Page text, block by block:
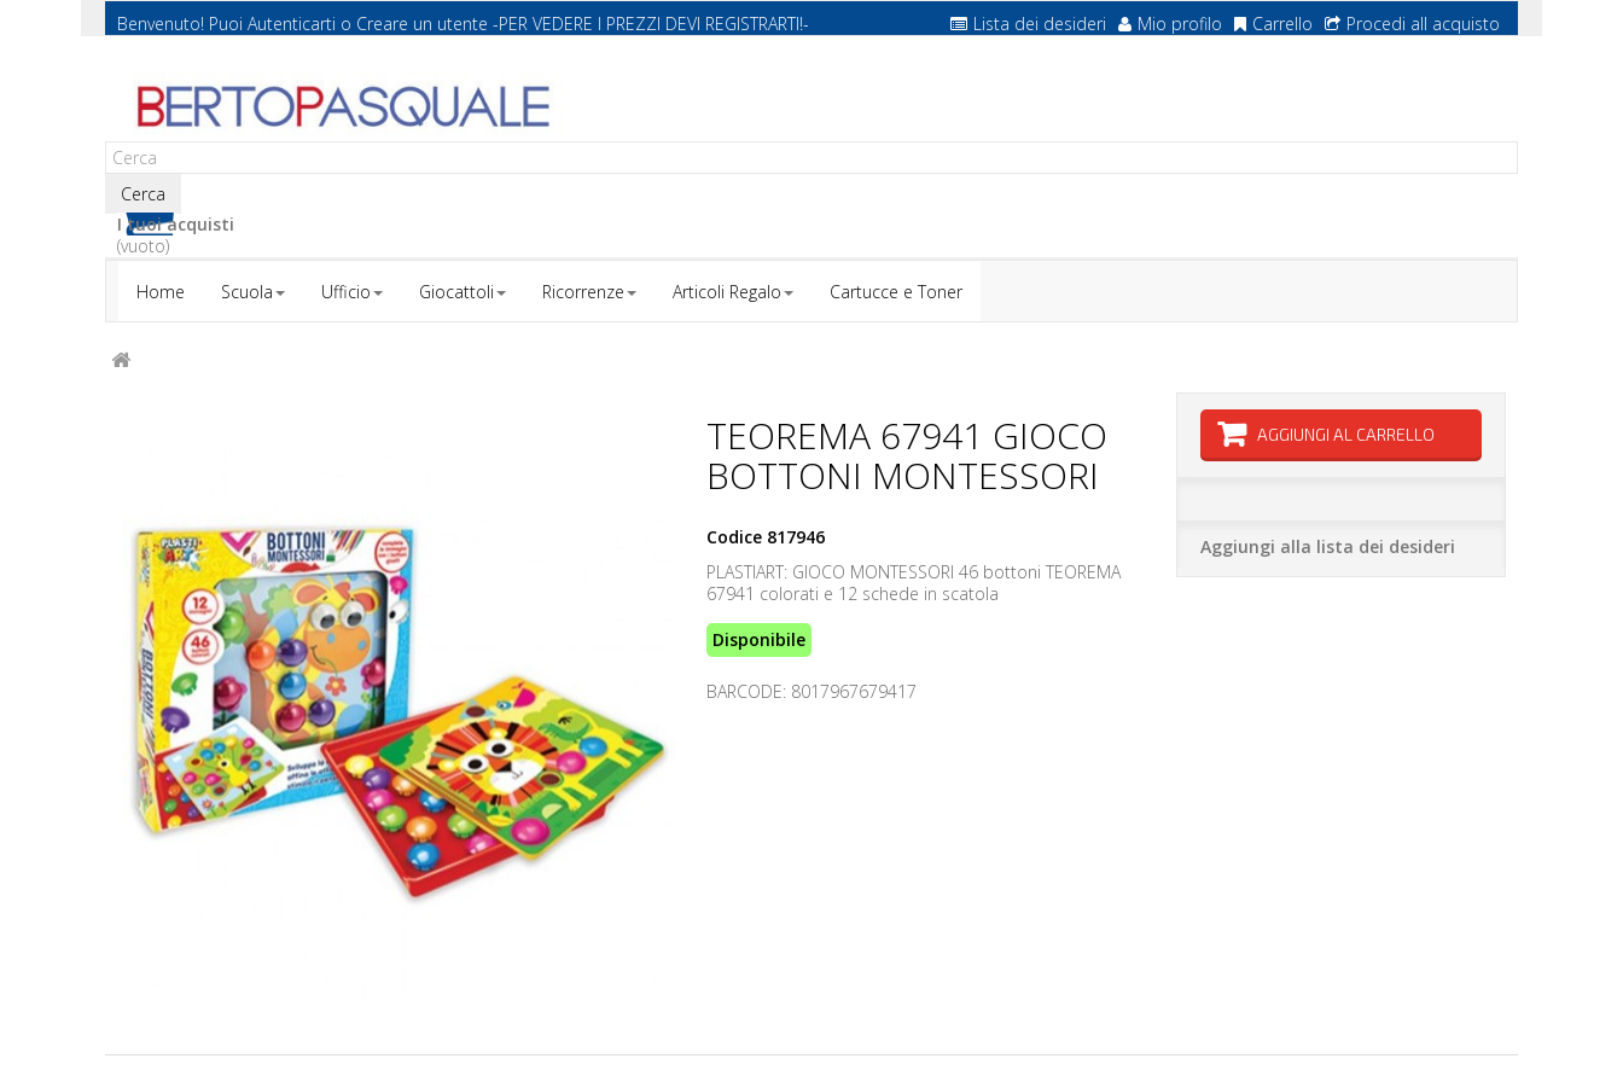
Benvenuto! Puoi Autenticarti o Creare un utente -PER VEDERE I PREZZI DEVI REGISTRARTI!- Lista dei desideri Mio profilo Carrello Procedi all acquisto
Cerca
I tuoi acquisti
(vuoto)
Home
Scuola Ufficio Giocattoli Ricorrenze Articoli Regalo Cartucce e Toner
TEOREMA 67941 GIOCO
BOTTONI MONTESSORI
Codice 817946
PLASTIART: GIOCO MONTESSORI 46 bottoni TEOREMA
67941 colorati e 12 schede in scatola
Disponibile
BARCODE: 8017967679417
AGGIUNGI AL CARRELLO
Aggiungi alla lista dei desideri